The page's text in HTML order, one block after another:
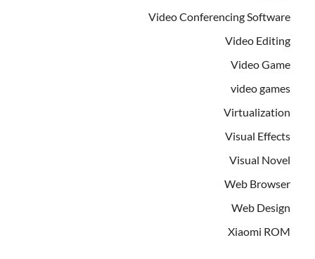
Video Conferencing Software
Video Editing
Video Game
video games
Virtualization
Visual Effects
Visual Novel
Web Browser
Web Design
Xiaomi ROM